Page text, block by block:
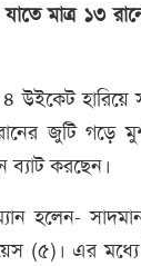
যাতে মাত্র ১৩
৪ উইকেট
জুটি গড়ে
ব্যাট করছেন।
হলেন-
(৫)। এর